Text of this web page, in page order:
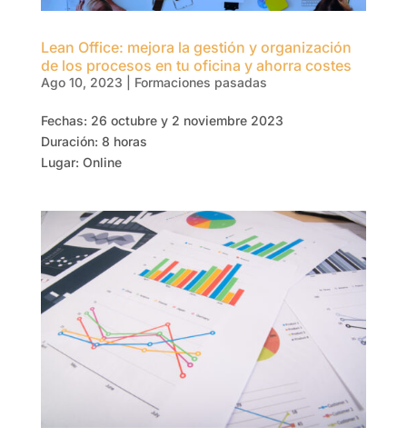
Lean Office: mejora la gestión y organización
de los procesos en tu oficina y ahorra costes
Ago 10, 2023 Formaciones pasadas
Fechas: 26 octubre y 2 noviembre 2023
Duración: 8 horas
Lugar: Online